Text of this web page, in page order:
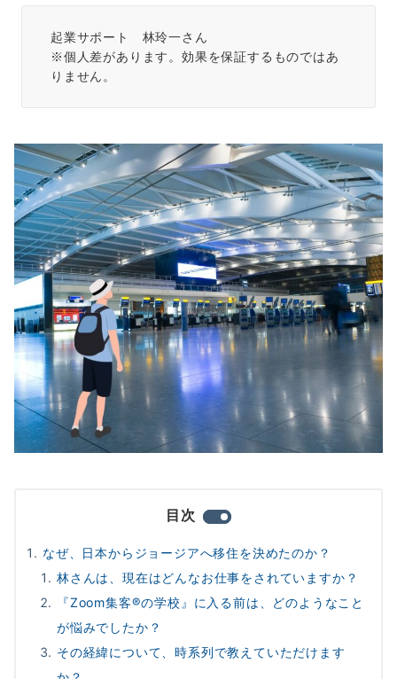
起業サポート　林玲一さん
※個人差があります。効果を保証するものではあ
りません。
目次
なぜ、日本からジョージアへ移住を決めたのか？
林さんは、現在はどんなお仕事をされていますか？
『Zoom集客®の学校』に入る前は、どのようなこと
が悩みでしたか？
その経緯について、時系列で教えていただけます